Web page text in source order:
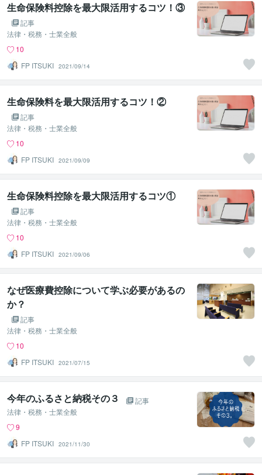
生命保険料控除を最大限活用するコツ！③
記事
法律・税務・士業全般
10
FP ITSUKI 2021/09/14
生命保険料を最大限活用するコツ！②
記事
法律・税務・士業全般
10
FP ITSUKI 2021/09/09
生命保険料控除を最大限活用するコツ①
記事
法律・税務・士業全般
10
FP ITSUKI 2021/09/06
なぜ医療費控除について学ぶ必要があるの
か？
記事
法律・税務・士業全般
10
FP ITSUKI 2021/07/15
今年のふるさと納税その３
記事
法律・税務・士業全般
9
FP ITSUKI 2021/11/30